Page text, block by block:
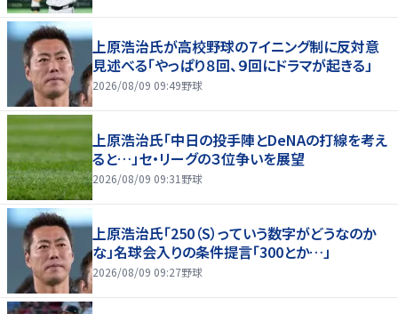
上原浩治氏が高校野球の７イニング制に反対意
見述べる「やっぱり８回、９回にドラマが起きる」
2026/08/09 09:49野球
上原浩治氏「中日の投手陣とDeNAの打線を考え
ると…」セ・リーグの３位争いを展望
2026/08/09 09:31 野球
上原浩治氏「250（S）っていう数字がどうなのか
な」名球会入りの条件提言「300とか…」
2026/08/09 09:27野球